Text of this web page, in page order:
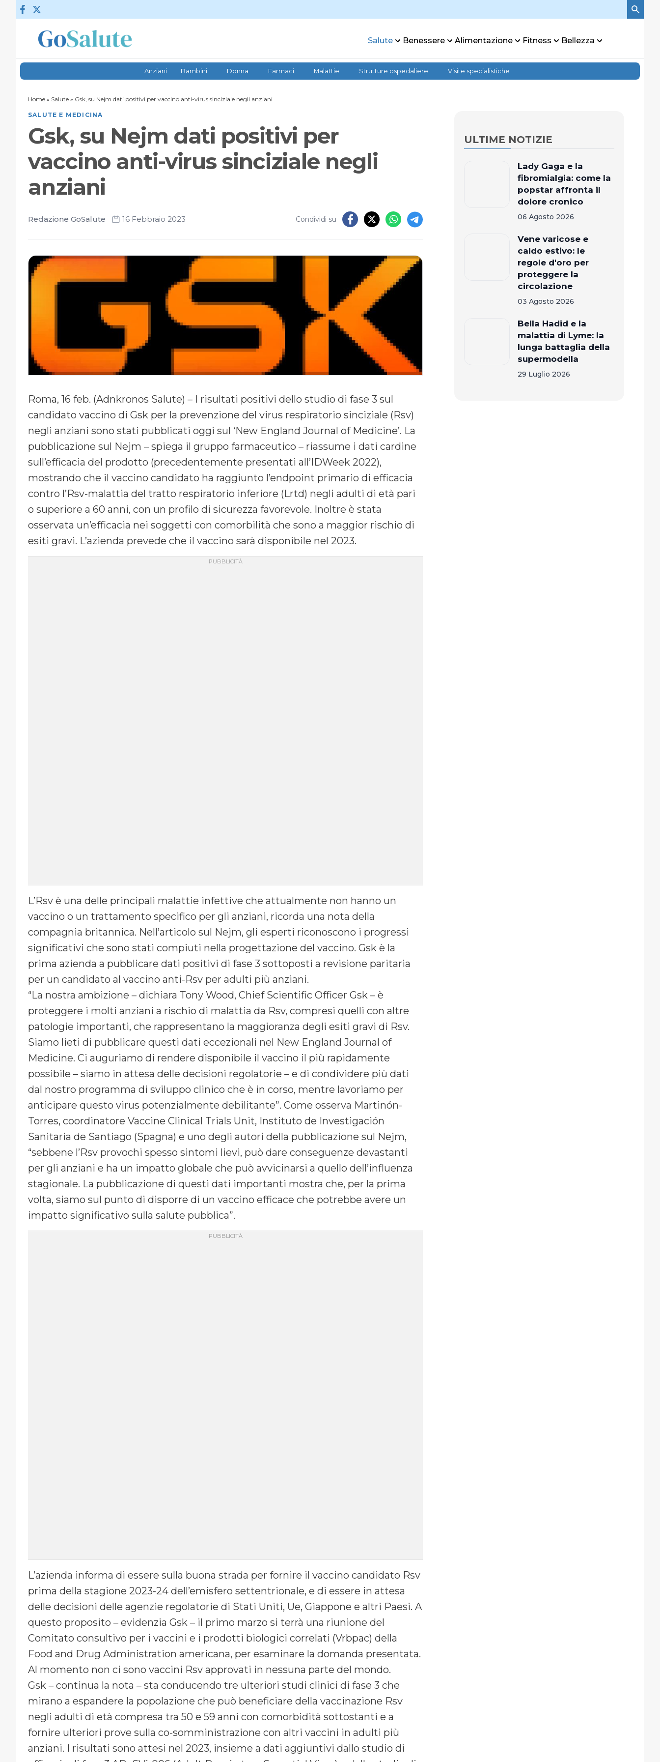
Vai al contenuto
Salute Benessere Alimentazione Fitness Bellezza
Anziani Bambini Donna Farmaci Malattie Strutture ospedaliere Visite specialistiche
Home » Salute » Gsk, su Nejm dati positivi per vaccino anti-virus sinciziale negli anziani
SALUTE E MEDICINA
Gsk, su Nejm dati positivi per
vaccino anti-virus sinciziale negli
anziani
Redazione GoSalute 16 Febbraio 2023 Condividi su
Roma, 16 feb. (Adnkronos Salute) – I risultati positivi dello studio di fase 3 sul
candidato vaccino di Gsk per la prevenzione del virus respiratorio sinciziale (Rsv)
negli anziani sono stati pubblicati oggi sul ‘New England Journal of Medicine’. La
pubblicazione sul Nejm – spiega il gruppo farmaceutico – riassume i dati cardine
sull’efficacia del prodotto (precedentemente presentati all’IDWeek 2022),
mostrando che il vaccino candidato ha raggiunto l’endpoint primario di efficacia
contro l’Rsv-malattia del tratto respiratorio inferiore (Lrtd) negli adulti di età pari
o superiore a 60 anni, con un profilo di sicurezza favorevole. Inoltre è stata
osservata un’efficacia nei soggetti con comorbilità che sono a maggior rischio di
esiti gravi. L’azienda prevede che il vaccino sarà disponibile nel 2023.
L’Rsv è una delle principali malattie infettive che attualmente non hanno un
vaccino o un trattamento specifico per gli anziani, ricorda una nota della
compagnia britannica. Nell’articolo sul Nejm, gli esperti riconoscono i progressi
significativi che sono stati compiuti nella progettazione del vaccino. Gsk è la
prima azienda a pubblicare dati positivi di fase 3 sottoposti a revisione paritaria
per un candidato al vaccino anti-Rsv per adulti più anziani.
“La nostra ambizione – dichiara Tony Wood, Chief Scientific Officer Gsk – è
proteggere i molti anziani a rischio di malattia da Rsv, compresi quelli con altre
patologie importanti, che rappresentano la maggioranza degli esiti gravi di Rsv.
Siamo lieti di pubblicare questi dati eccezionali nel New England Journal of
Medicine. Ci auguriamo di rendere disponibile il vaccino il più rapidamente
possibile – siamo in attesa delle decisioni regolatorie – e di condividere più dati
dal nostro programma di sviluppo clinico che è in corso, mentre lavoriamo per
anticipare questo virus potenzialmente debilitante”. Come osserva Martinón-
Torres, coordinatore Vaccine Clinical Trials Unit, Instituto de Investigación
Sanitaria de Santiago (Spagna) e uno degli autori della pubblicazione sul Nejm,
“sebbene l’Rsv provochi spesso sintomi lievi, può dare conseguenze devastanti
per gli anziani e ha un impatto globale che può avvicinarsi a quello dell’influenza
stagionale. La pubblicazione di questi dati importanti mostra che, per la prima
volta, siamo sul punto di disporre di un vaccino efficace che potrebbe avere un
impatto significativo sulla salute pubblica”.
L’azienda informa di essere sulla buona strada per fornire il vaccino candidato Rsv
prima della stagione 2023-24 dell’emisfero settentrionale, e di essere in attesa
delle decisioni delle agenzie regolatorie di Stati Uniti, Ue, Giappone e altri Paesi. A
questo proposito – evidenzia Gsk – il primo marzo si terrà una riunione del
Comitato consultivo per i vaccini e i prodotti biologici correlati (Vrbpac) della
Food and Drug Administration americana, per esaminare la domanda presentata.
Al momento non ci sono vaccini Rsv approvati in nessuna parte del mondo.
Gsk – continua la nota – sta conducendo tre ulteriori studi clinici di fase 3 che
mirano a espandere la popolazione che può beneficiare della vaccinazione Rsv
negli adulti di età compresa tra 50 e 59 anni con comorbidità sottostanti e a
fornire ulteriori prove sulla co-somministrazione con altri vaccini in adulti più
anziani. I risultati sono attesi nel 2023, insieme a dati aggiuntivi dallo studio di
ULTIME NOTIZIE
Lady Gaga e la
fibromialgia: come la
popstar affronta il
dolore cronico
06 Agosto 2026
Vene varicose e
caldo estivo: le
regole d'oro per
proteggere la
circolazione
03 Agosto 2026
Bella Hadid e la
malattia di Lyme: la
lunga battaglia della
supermodella
29 Luglio 2026